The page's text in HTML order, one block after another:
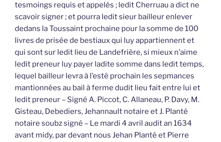
tesmoings requis et appelés ; ledit Cherruau a dict ne
scavoir signer ; et pourra ledit sieur bailleur enlever
dedans la Toussaint prochaine pour la somme de 100
livres de prisée de bestiaux qui luy appartiennent et
qui sont sur ledit lieu de Landefrière, si mieux n’aime
ledit preneur luy payer ladite somme dans ledit temps,
lequel bailleur levra à l’esté prochain les sepmances
mantionnées au bail à ferme dudit lieu fait entre lui et
ledit preneur – Signé A. Piccot, C. Allaneau, P. Davy, M.
Gisteau, Debediers, Jehannault notaire et J. Planté
notaire soubz signé – Le mardi 4 avril audit an 1634
avant midy, par devant nous Jehan Planté et Pierre